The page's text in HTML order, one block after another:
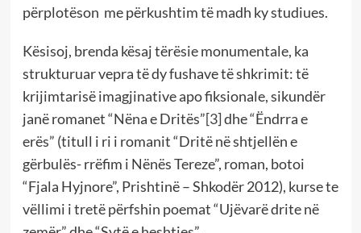
përplotëson me përkushtim të madh ky studiues.
Kësisoj, brenda kësaj tërësie monumentale, ka
strukturuar vepra të dy fushave të shkrimit: të
krijimtarisë imagjinative apo fiksionale, sikundër
janë romanet “Nëna e Dritës”[3]dhe “Ëndrra e
erës” (titull i ri i romanit “Dritë në shtjellën e
gërbulës- rrëfim i Nënës Tereze”, roman, botoi
“Fjala Hyjnore”, Prishtinë – Shkodër 2012), kurse te
vëllimi i tretë përfshin poemat “Ujëvarë drite në